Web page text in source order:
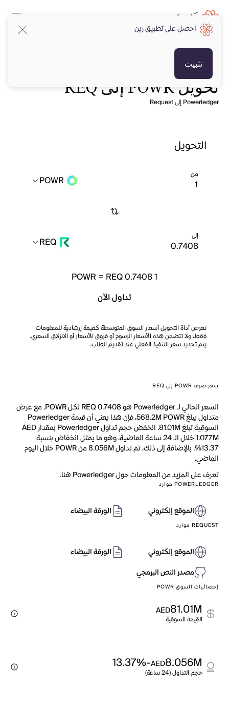
تحويل POWR إلى REQ
Powerledger إلى Request
التحويل
من POWR
إلى REQ
1
POWR = REQ 0.7408
تداول الآن
تعرض أداة التحويل أسعار السوق المتوسطة كقيمة إرشادية للمعلومات
فقط، ولا تتضمن هذه الأسعار الرسوم أو فروق الأسعار أو الانزلاق السعري.
يتم تحديد سعر التنفيذ الفعلي عند تقديم الطلب.
سعر صرف POWR إلى REQ
السعر الحالي لـ Powerledger هو REQ 0.7408 لكل POWR. مع عرض
متداول يبلغ 568.2M POWR، فإن هذا يعني أن قيمة Powerledger
السوقية تبلغ 81.01M. انخفض حجم تداول Powerledger بمقدار AED
1.077M خلال الـ 24 ساعة الماضية، وهو ما يمثل انخفاض بنسبة
13.37%. بالإضافة إلى ذلك، تم تداول 8.056M من POWR خلال اليوم
الماضي.
تعرف على المزيد من المعلومات حول Powerledger هنا.
POWERLEDGER موارد
الموقع إلكتروني الورقة البيضاء
REQUEST موارد
الموقع إلكتروني
الورقة البيضاء
مصدر النص البرمجي
إحصائيات السوق POWR
81.01M
AED
القيمة السوقية
8.056M
AED
-13.37%
حجم التداول (24 ساعة)
احصل على تطبيق رين
تثبيت